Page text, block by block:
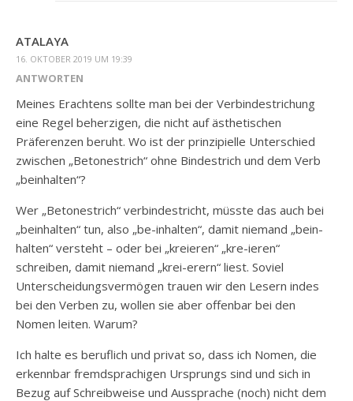
ATALAYA
16. OKTOBER 2019 UM 19:39
ANTWORTEN
Meines Erachtens sollte man bei der Verbindestrichung
eine Regel beherzigen, die nicht auf ästhetischen
Präferenzen beruht. Wo ist der prinzipielle Unterschied
zwischen „Betonestrich“ ohne Bindestrich und dem Verb
„beinhalten“?
Wer „Betonestrich“ verbindestricht, müsste das auch bei
„beinhalten“ tun, also „be-inhalten“, damit niemand „bein-
halten“ versteht – oder bei „kreieren“ „kre-ieren“
schreiben, damit niemand „krei-erern“ liest. Soviel
Unterscheidungsvermögen trauen wir den Lesern indes
bei den Verben zu, wollen sie aber offenbar bei den
Nomen leiten. Warum?
Ich halte es beruflich und privat so, dass ich Nomen, die
erkennbar fremdsprachigen Ursprungs sind und sich in
Bezug auf Schreibweise und Aussprache (noch) nicht dem